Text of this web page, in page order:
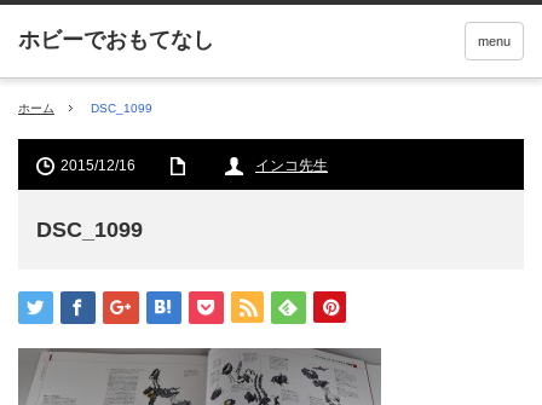
menu
ホーム DSC_1099
2015/12/16 インコ先生
DSC_1099